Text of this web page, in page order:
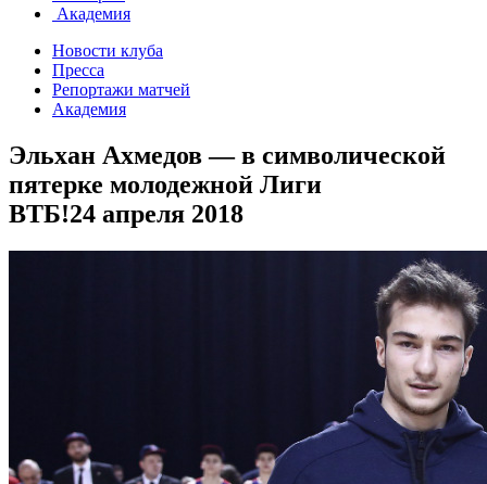
Академия
Новости клуба
Пресса
Репортажи матчей
Академия
Эльхан Ахмедов — в символической
пятерке молодежной Лиги
ВТБ!24 апреля 2018